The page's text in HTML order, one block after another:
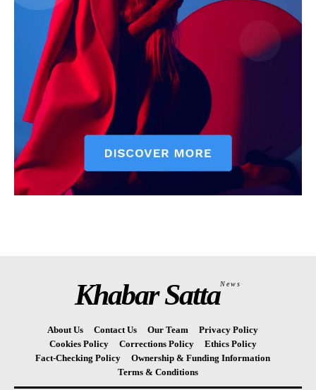
Khabar SattaNews
About Us Contact Us Our Team
Privacy Policy
Cookies Policy
Corrections Policy
Ethics Policy
Fact-Checking Policy
Ownership & Funding Information
Terms & Conditions